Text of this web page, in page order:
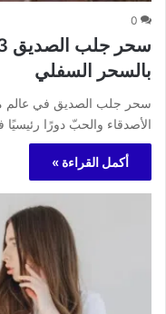
0
بالسحر السفلي
سحر جلب الصديق في عالم
الأصدقاء والحبّ دورًا
أكمل القراءة »